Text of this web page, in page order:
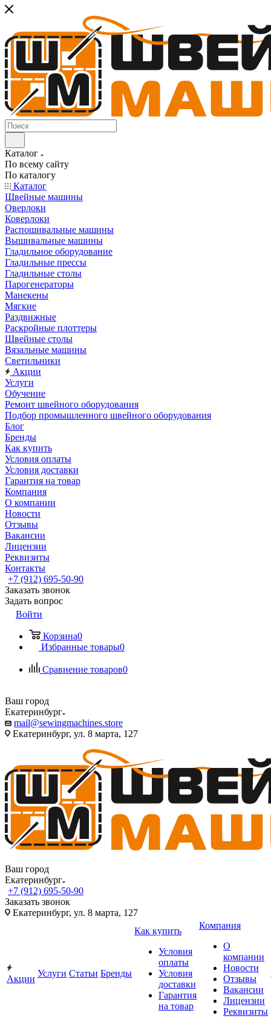
Каталог
По всему сайту
По каталогу
Каталог
Швейные машины
Оверлоки
Коверлоки
Распошивальные машины
Вышивальные машины
Гладильное оборудование
Гладильные прессы
Гладильные столы
Парогенераторы
Манекены
Мягкие
Раздвижные
Раскройные плоттеры
Швейные столы
Вязальные машины
Светильники
Акции
Услуги
Обучение
Ремонт швейного оборудования
Подбор промышленного швейного оборудования
Блог
Бренды
Как купить
Условия оплаты
Условия доставки
Гарантия на товар
Компания
О компании
Новости
Отзывы
Вакансии
Лицензии
Реквизиты
Контакты
+7 (912) 695-50-90
Заказать звонок
Задать вопрос
Войти
Корзина0
Избранные товары0
Сравнение товаров0
Ваш город
Екатеринбург
mail@sewingmachines.store
Екатеринбург, ул. 8 марта, 127
Ваш город
Екатеринбург
+7 (912) 695-50-90
Заказать звонок
Екатеринбург, ул. 8 марта, 127
Акции
Услуги Статьи Бренды
Как купить
Условия
оплаты
Условия
доставки
Гарантия
на товар
Компания
О
компании
Новости
Отзывы
Вакансии
Лицензии
Реквизиты